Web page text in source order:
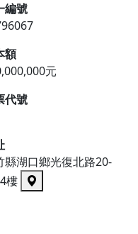
編號
額
元
代號
縣湖口鄉光復北路20-
樓